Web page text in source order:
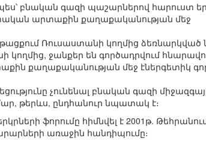
բնական գազի պաշարներով հարուստ
արտաքին քաղաքականության մեջ
Ռուսաստանի կողմից
կողմից, ջանքեր են գործադրվում
քաղաքականության մեջ էներգետիկ
չունենալ բնական գազի
թերևս, ընդհանուր նպատակ է։
ֆորումը հիմնվել է 2001թ.
առաջին հանդիպումը։